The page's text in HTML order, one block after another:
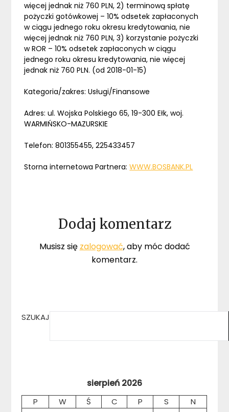
więcej jednak niż 760 PLN, 2) terminową spłatę
pożyczki gotówkowej – 10% odsetek zapłaconych
w ciągu jednego roku okresu kredytowania, nie
więcej jednak niż 760 PLN, 3) korzystanie pożyczki
w ROR – 10% odsetek zapłaconych w ciągu
jednego roku okresu kredytowania, nie więcej
jednak niż 760 PLN. (od 2018-01-15)
Kategoria/zakres: Usługi/Finansowe
Adres: ul. Wojska Polskiego 65, 19-300 Ełk, woj.
WARMIŃSKO-MAZURSKIE
Telefon: 801355455, 225433457
Storna internetowa Partnera:WWW.BOSBANK.PL
Dodaj komentarz
Musisz się zalogować, aby móc dodać
komentarz.
SZUKAJ
sierpień 2026
P W Ś C P S
N